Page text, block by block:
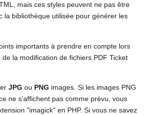
mais ces styles peuvent ne pas être
la bibliothèque utilisée pour générer les
importants à prendre en compte lors
la modification de fichiers PDF Ticket
JPG ou PNG images. Si les images PNG
ne s'affichent pas comme prévu, vous
"imagick" en PHP. Si vous ne savez